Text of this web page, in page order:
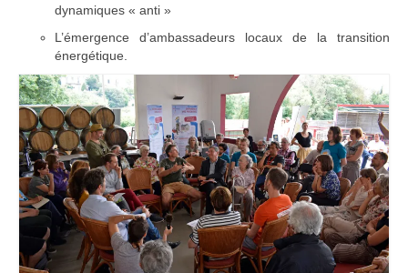
dynamiques « anti »
L’émergence d’ambassadeurs locaux de la transition
énergétique.